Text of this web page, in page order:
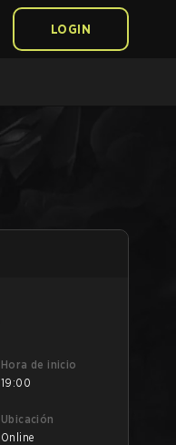
LOGIN
Hora de inicio
19:00
Ubicación
Online